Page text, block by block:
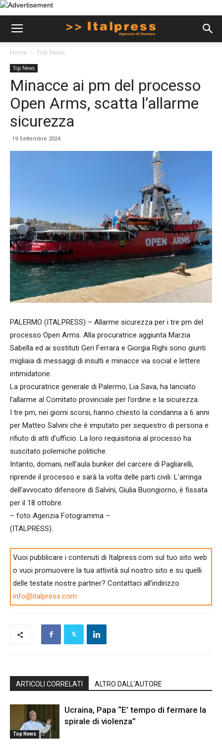
Home Top News
Top News
Minacce ai pm del processo
Open Arms, scatta l’allarme
sicurezza
19 Settembre 2024
PALERMO (ITALPRESS) – Allarme sicurezza per i tre pm del
processo Open Arms. Alla procuratrice aggiunta Marzia
Sabella ed ai sostituti Geri Ferrara e Giorgia Righi sono giunti
migliaia di messaggi di insulti e minacce via social e lettere
intimidatorie.
La procuratrice generale di Palermo, Lia Sava, ha lanciato
l’allarme al Comitato provinciale per l’ordine e la sicurezza.
I tre pm, nei giorni scorsi, hanno chiesto la condanna a 6 anni
per Matteo Salvini che è imputato per sequestro di persona e
rifiuto di atti d’ufficio. La loro requisitoria al processo ha
suscitato polemiche politiche.
Intanto, domani, nell’aula bunker del carcere di Pagliarelli,
riprende il processo e sarà la volta delle parti civili. L’arringa
dell’avvocato difensore di Salvini, Giulia Buongiorno, è fissata
per il 18 ottobre.
– foto Agenzia Fotogramma –
(ITALPRESS).
Vuoi pubblicare i contenuti di Italpress.com sul tuo sito web
o vuoi promuovere la tua attività sul nostro sito e su quelli
delle testate nostre partner? Contattaci all'indirizzo
info@italpress.com
ARTICOLI CORRELATI ALTRO DALL'AUTORE
Top News
Ucraina, Papa “E’ tempo di fermare la
spirale di violenza”